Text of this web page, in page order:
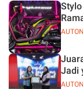
Jadi